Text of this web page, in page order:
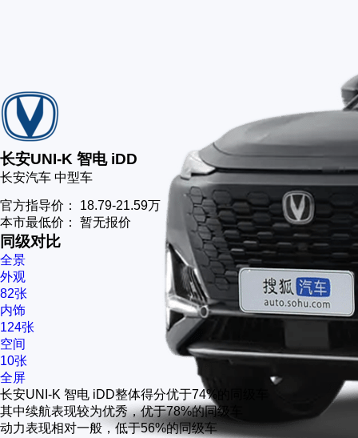
长安UNI-K 智电 iDD
长安汽车 中型车
官方指导价：
18.79-21.59万
本市最低价：
暂无报价
同级对比
全景
外观
82张
内饰
124张
空间
10张
全屏
长安UNI-K 智电 iDD整体得分优于74%的同级车
其中续航表现较为优秀，优于78%的同级车
动力表现相对一般，低于56%的同级车